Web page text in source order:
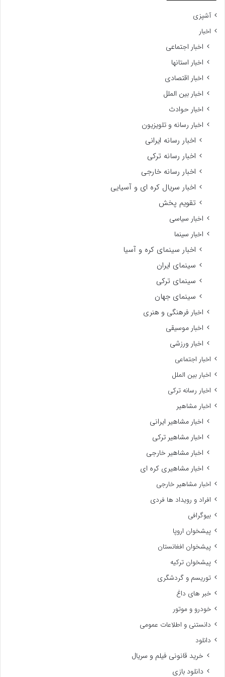
آشپزی
اخبار
اخبار اجتماعی
اخبار استانها
اخبار اقتصادی
اخبار بین الملل
اخبار حوادث
اخبار رسانه و تلویزیون
اخبار رسانه ایرانی
اخبار رسانه ترکی
اخبار رسانه خارجی
اخبار سریال کره ای و آسیایی
تقویم پخش
اخبار سیاسی
اخبار سینما
اخبار سینمای کره و آسیا
سینمای ایران
سینمای ترکی
سینمای جهان
اخبار فرهنگی و هنری
اخبار موسیقی
اخبار ورزشی
اخبار اجتماعی
اخبار بین الملل
اخبار رسانه ترکی
اخبار مشاهیر
اخبار مشاهیر ایرانی
اخبار مشاهیر ترکی
اخبار مشاهیر خارجی
اخبار مشاهیری کره ای
اخبار مشاهیر خارجی
افراد و رویداد ها فردی
بیوگرافی
پیشخوان اروپا
پیشخوان افغانستان
پیشخوان ترکیه
توریسم و گردشگری
خبر های داغ
خودرو و موتور
دانستنی و اطلاعات عمومی
دانلود
خرید قانونی فیلم و سریال
دانلود بازی